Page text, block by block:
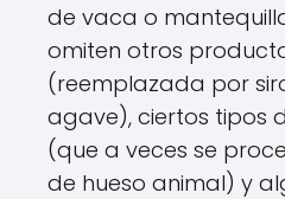
de vaca o
omiten otros
(reemplazada por
agave), ciertos tipos
(que a veces se
de hueso animal) y